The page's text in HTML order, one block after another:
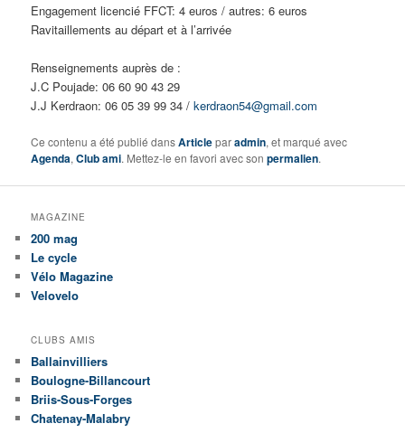
Engagement licencié FFCT: 4 euros / autres: 6 euros
Ravitaillements au départ et à l’arrivée
Renseignements auprès de :
J.C Poujade: 06 60 90 43 29
J.J Kerdraon: 06 05 39 99 34 /kerdraon54@gmail.com
Ce contenu a été publié dansArticleparadmin, et marqué avec
Agenda,Club ami. Mettez-le en favori avec sonpermalien.
MAGAZINE
200 mag
Le cycle
Vélo Magazine
Velovelo
CLUBS AMIS
Ballainvilliers
Boulogne-Billancourt
Briis-Sous-Forges
Chatenay-Malabry